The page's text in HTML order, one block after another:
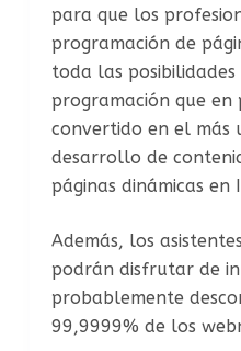
para que los
programación de
toda las posibilidades
programación que en
convertido en el más
desarrollo de
páginas dinámicas en
Además, los
podrán disfrutar de
probablemente
99,9999% de los